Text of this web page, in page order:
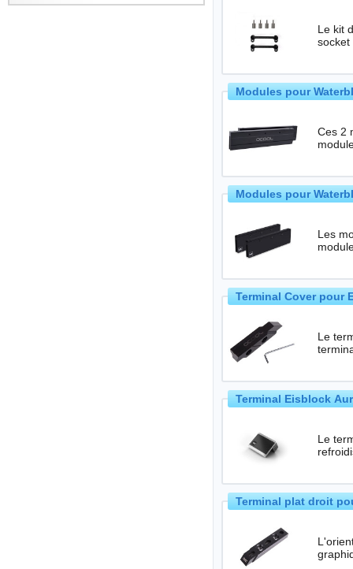
Le kit
Modules pour
Ces 2
Modules pour
Les
Terminal Cover pour
Le
Terminal Eisblock
Le
Terminal plat droit